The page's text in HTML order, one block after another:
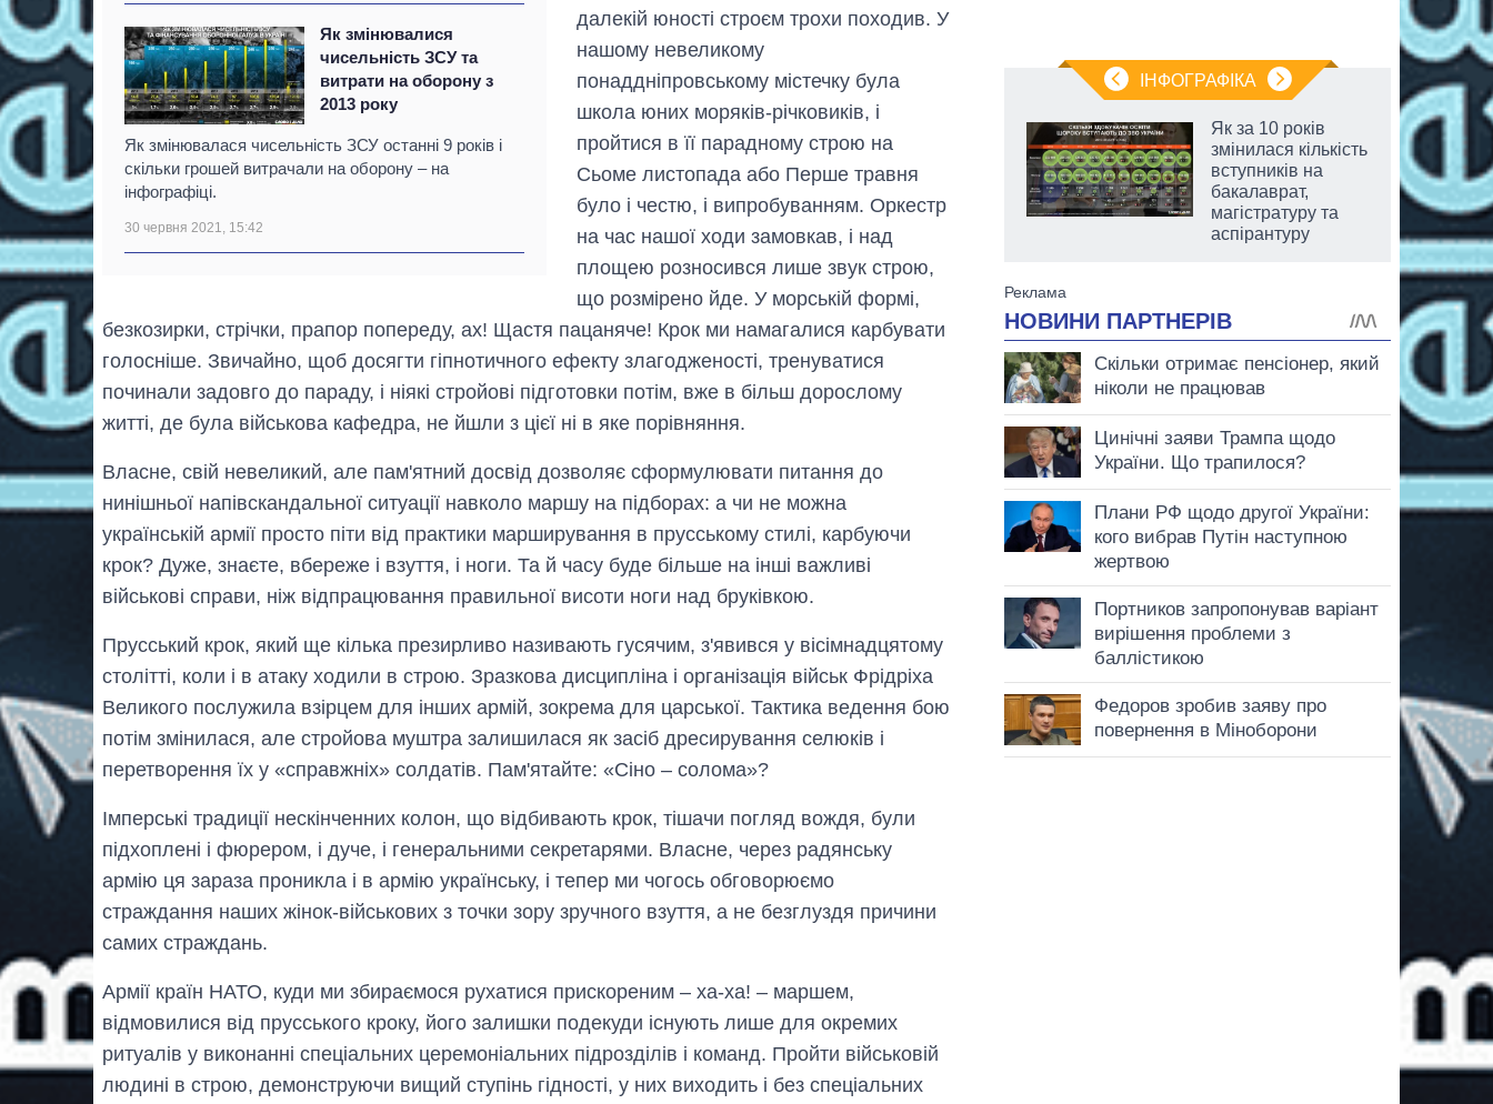
Як змінювалися
чисельність ЗСУ та
витрати на оборону з
2013 року
Як змінювалася чисельність ЗСУ останні 9 років і
скільки грошей витрачали на оборону – на
інфографіці.
30 червня 2021, 15:42
далекій юності строєм трохи походив. У
нашому невеликому
понаддніпровському містечку була
школа юних моряків-річковиків, і
пройтися в її парадному строю на
Сьоме листопада або Перше травня
було і честю, і випробуванням. Оркестр
на час нашої ходи замовкав, і над
площею розносився лише звук строю,
що розмірено йде. У морській формі,
безкозирки, стрічки, прапор попереду, ах! Щастя пацаняче! Крок ми намагалися карбувати
голосніше. Звичайно, щоб досягти гіпнотичного ефекту злагодженості, тренуватися
починали задовго до параду, і ніякі стройові підготовки потім, вже в більш дорослому
житті, де була військова кафедра, не йшли з цієї ні в яке порівняння.
Власне, свій невеликий, але пам'ятний досвід дозволяє сформулювати питання до
нинішньої напівскандальної ситуації навколо маршу на підборах: а чи не можна
українській армії просто піти від практики марширування в прусському стилі, карбуючи
крок? Дуже, знаєте, вбереже і взуття, і ноги. Та й часу буде більше на інші важливі
військові справи, ніж відпрацювання правильної висоти ноги над бруківкою.
Прусський крок, який ще кілька презирливо називають гусячим, з'явився у вісімнадцятому
столітті, коли і в атаку ходили в строю. Зразкова дисципліна і організація військ Фрідріха
Великого послужила взірцем для інших армій, зокрема для царської. Тактика ведення бою
потім змінилася, але стройова муштра залишилася як засіб дресирування селюків і
перетворення їх у «справжніх» солдатів. Пам'ятайте: «Сіно – солома»?
Імперські традиції нескінченних колон, що відбивають крок, тішачи погляд вождя, були
підхоплені і фюрером, і дуче, і генеральними секретарями. Власне, через радянську
армію ця зараза проникла і в армію українську, і тепер ми чогось обговорюємо
страждання наших жінок-військових з точки зору зручного взуття, а не безглуздя причини
самих страждань.
Армії країн НАТО, куди ми збираємося рухатися прискореним – ха-ха! – маршем,
відмовилися від прусського кроку, його залишки подекуди існують лише для окремих
ритуалів у виконанні спеціальних церемоніальних підрозділів і команд. Пройти військовій
людині в строю, демонструючи вищий ступінь гідності, у них виходить і без спеціальних
ІНФОГРАФІКА
років: хто і як
довго обіймав
посаду керівника
СЗР
Як за 10 років
змінилася кількість
вступників на
бакалаврат,
магістратуру та
аспірантуру